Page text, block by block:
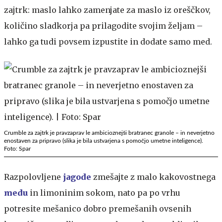
zajtrk: maslo lahko zamenjate za maslo iz oreščkov,
količino sladkorja pa prilagodite svojim željam –
lahko ga tudi povsem izpustite in dodate samo med.
Crumble za zajtrk je pravzaprav le ambicioznejši bratranec granole – in neverjetno
enostaven za pripravo (slika je bila ustvarjena s pomočjo umetne inteligence).
Foto: Spar
Razpolovljene jagode zmešajte z malo kakovostnega
medu in limoninim sokom, nato pa po vrhu
potresite mešanico dobro premešanih ovsenih